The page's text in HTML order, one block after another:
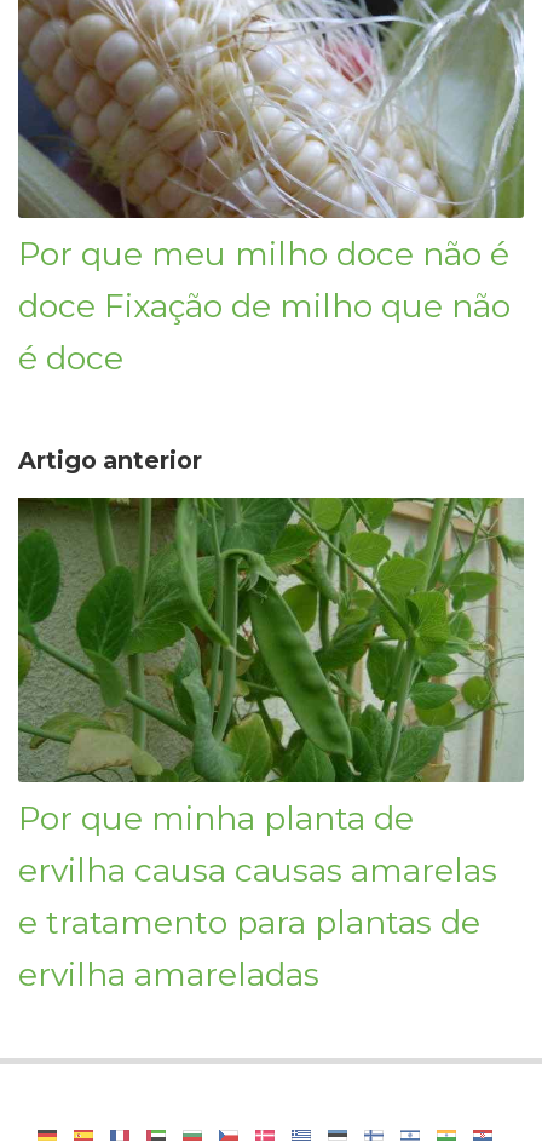
Por que meu milho doce não é
doce Fixação de milho que não
é doce
Artigo anterior
Por que minha planta de
ervilha causa causas amarelas
e tratamento para plantas de
ervilha amareladas